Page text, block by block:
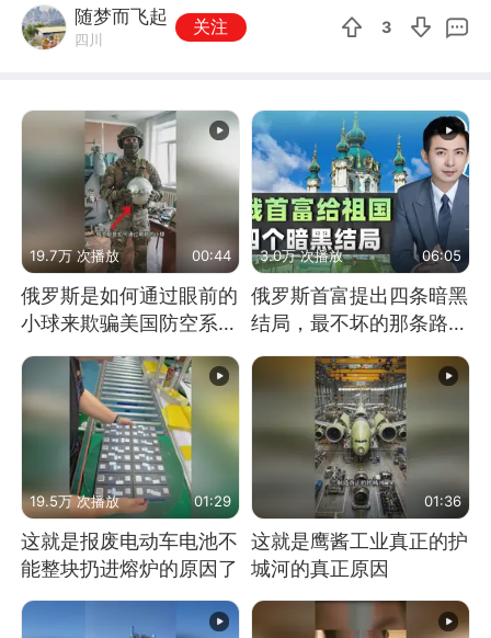
随梦而飞起
四川
关注 3
19.7万 次播放 00:44
俄罗斯是如何通过眼前的
小球来欺骗美国防空系统
3.0万 次播放 06:05
俄罗斯首富提出四条暗黑
结局，最不坏的那条路是
19.5万 次播放 01:29
这就是报废电动车电池不
能整块扔进熔炉的原因了
01:36
这就是鹰酱工业真正的护
城河的真正原因